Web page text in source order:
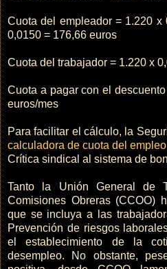
Cuota del empleador = 1.220 x
0,0150 = 176,66 euros
Cuota del trabajador = 1.220 x
Cuota a pagar con el
euros/mes
Para facilitar el cálculo, la
calculadora de cuota del
Crítica sindical al sistema de
Tanto la Unión General de
Comisiones Obreras (CCOO)
que se incluya a las
Prevención de riesgos
el establecimiento de la
desempleo. No obstante,